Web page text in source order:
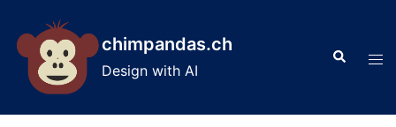
content
chimpandas.ch
Design with AI
Search